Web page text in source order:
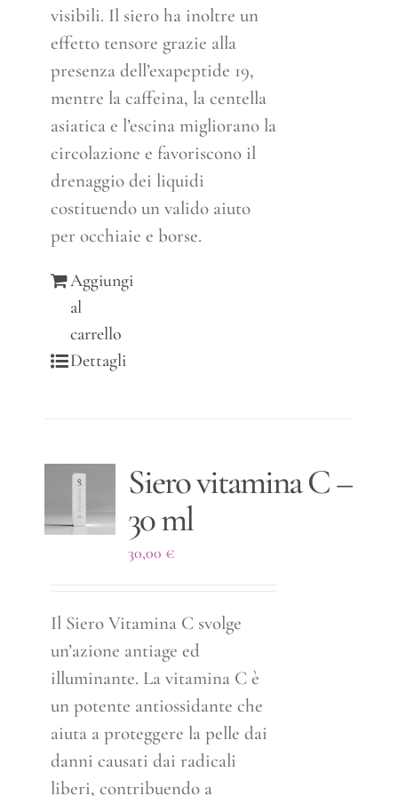
visibili. Il siero ha inoltre un
effetto tensore grazie alla
presenza dell’exapeptide 19,
mentre la caffeina, la centella
asiatica e l’escina migliorano la
circolazione e favoriscono il
drenaggio dei liquidi
costituendo un valido aiuto
per occhiaie e borse.
Aggiungi
al
carrello
Dettagli
Siero vitamina C –
30 ml
30,00 €
Il Siero Vitamina C svolge
un’azione antiage ed
illuminante. La vitamina C è
un potente antiossidante che
aiuta a proteggere la pelle dai
danni causati dai radicali
liberi, contribuendo a